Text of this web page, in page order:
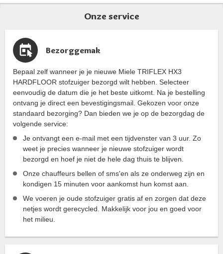
Onze service
Bezorggemak
Bepaal zelf wanneer je je nieuwe Miele TRIFLEX HX3
HARDFLOOR stofzuiger bezorgd wilt hebben. Selecteer
eenvoudig de datum die je het beste uitkomt. Na je bestelling
ontvang je direct een bevestigingsmail. Gekozen voor onze
standaard bezorging? Dan bieden we je op de bezorgdag de
volgende service:
Je ontvangt een e-mail met een tijdvenster van 3 uur. Zo
weet je precies wanneer je nieuwe stofzuiger wordt
bezorgd en hoef je niet de hele dag thuis te blijven.
Onze chauffeurs bellen of sms'en als ze onderweg zijn en
kondigen 15 minuten voor aankomst hun komst aan.
We voeren je oude stofzuiger gratis af en zorgen dat deze
netjes wordt gerecycled. Makkelijk voor jou en goed voor
het milieu.